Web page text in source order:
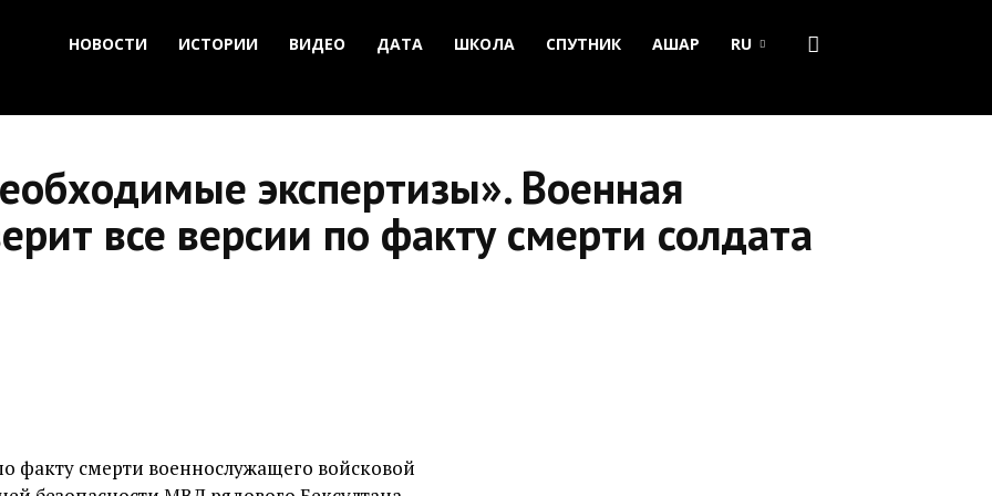
НОВОСТИ ИСТОРИИ ВИДЕО ДАТА ШКОЛА СПУТНИК АШАР RU
экспертизы». Военная
все версии по факту смерти солдата
факту смерти военнослужащего войсковой